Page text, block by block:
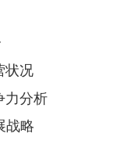
状况
力分析
战略